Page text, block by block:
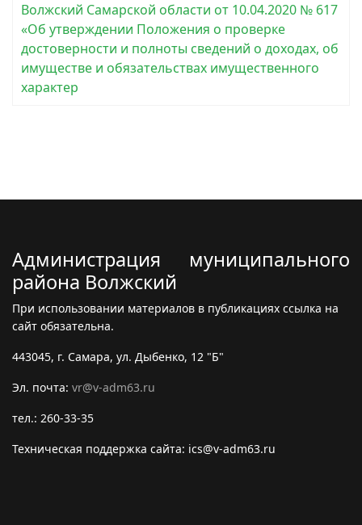
Волжский Самарской области от 10.04.2020 № 617
«Об утверждении Положения о проверке
достоверности и полноты сведений о доходах, об
имуществе и обязательствах имущественного
характер
Администрация муниципального
района Волжский
При использовании материалов в публикациях ссылка на
сайт обязательна.
443045, г. Самара, ул. Дыбенко, 12 "Б"
Эл. почта: vr@v-adm63.ru
тел.: 260-33-35
Техническая поддержка сайта: ics@v-adm63.ru